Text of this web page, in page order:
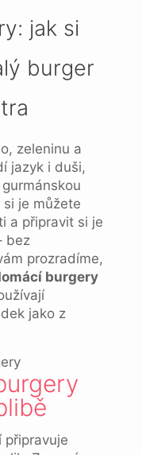
jak si
burger
zeleninu a
jazyk i duši,
je můžete
a připravit si je
bez
prozradíme,
burgery
jako z
připravuje